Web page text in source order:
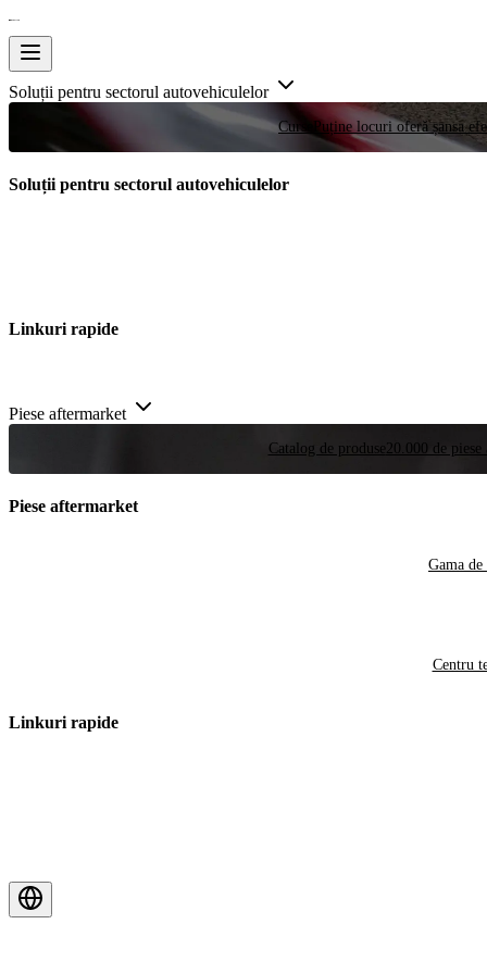
Soluții pentru sectorul autovehiculelor
Curse Puține locuri oferă șansa
Soluții pentru sectorul autovehiculelor
Linkuri rapide
Piese aftermarket
Catalog de produse 20.000 de
Piese aftermarket
Gama de
Centru
Linkuri rapide